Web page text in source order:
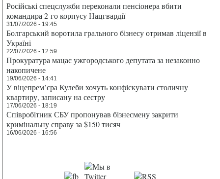
Російські спецслужби переконали пенсіонера вбити
командира 2-го корпусу Нацгвардії
31/07/2026 - 19:45
Болгарський воротила грального бізнесу отримав ліцензії в
Україні
22/07/2026 - 12:59
Прокуратура мацає ужгородського депутата за незаконно
накопичене
19/06/2026 - 14:41
У віцепрем’єра Кулеби хочуть конфіскувати столичну
квартиру, записану на сестру
17/06/2026 - 18:19
Співробітник СБУ пропонував бізнесмену закрити
кримінальну справу за $150 тисяч
16/06/2026 - 16:56